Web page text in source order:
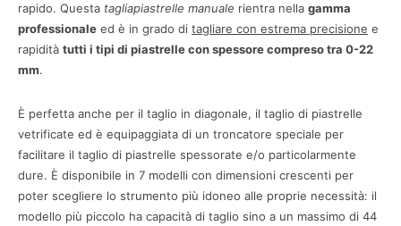
rapido. Questa tagliapiastrelle manuale rientra nella gamma
professionale ed è in grado di tagliare con estrema precisione e
rapidità tutti i tipi di piastrelle con spessore compreso tra 0-22
mm.
È perfetta anche per il taglio in diagonale, il taglio di piastrelle
vetrificate ed è equipaggiata di un troncatore speciale per
facilitare il taglio di piastrelle spessorate e/o particolarmente
dure. È disponibile in 7 modelli con dimensioni crescenti per
poter scegliere lo strumento più idoneo alle proprie necessità: il
modello più piccolo ha capacità di taglio sino a un massimo di 44